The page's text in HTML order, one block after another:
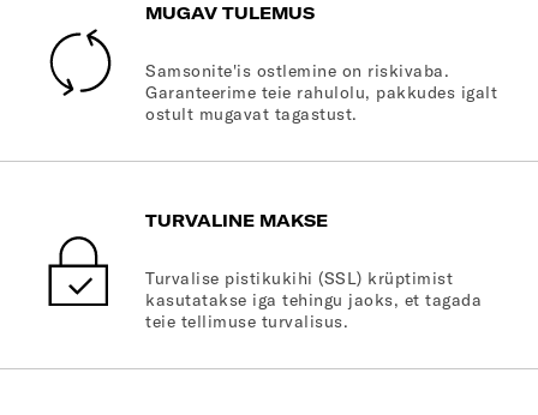
MUGAV TULEMUS
Samsonite'is ostlemine on riskivaba.
Garanteerime teie rahulolu, pakkudes igalt
ostult mugavat tagastust.
TURVALINE MAKSE
Turvalise pistikukihi (SSL) krüptimist
kasutatakse iga tehingu jaoks, et tagada
teie tellimuse turvalisus.